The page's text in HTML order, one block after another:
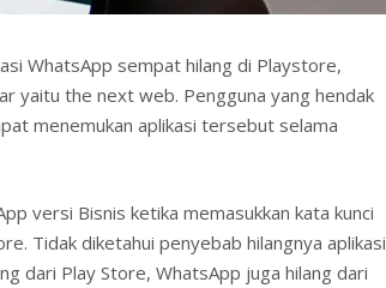
WhatsApp sempat hilang di Playstore,
yaitu the next web. Pengguna yang hendak
menemukan aplikasi tersebut selama
versi Bisnis ketika memasukkan kata kunci
Tidak diketahui penyebab hilangnya aplikasi
dari Play Store, WhatsApp juga hilang dari